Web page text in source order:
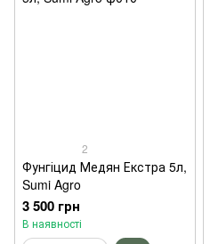
2
Фунгіцид Медян Екстра 5л,
Sumi Agro
3 500 грн
В наявності